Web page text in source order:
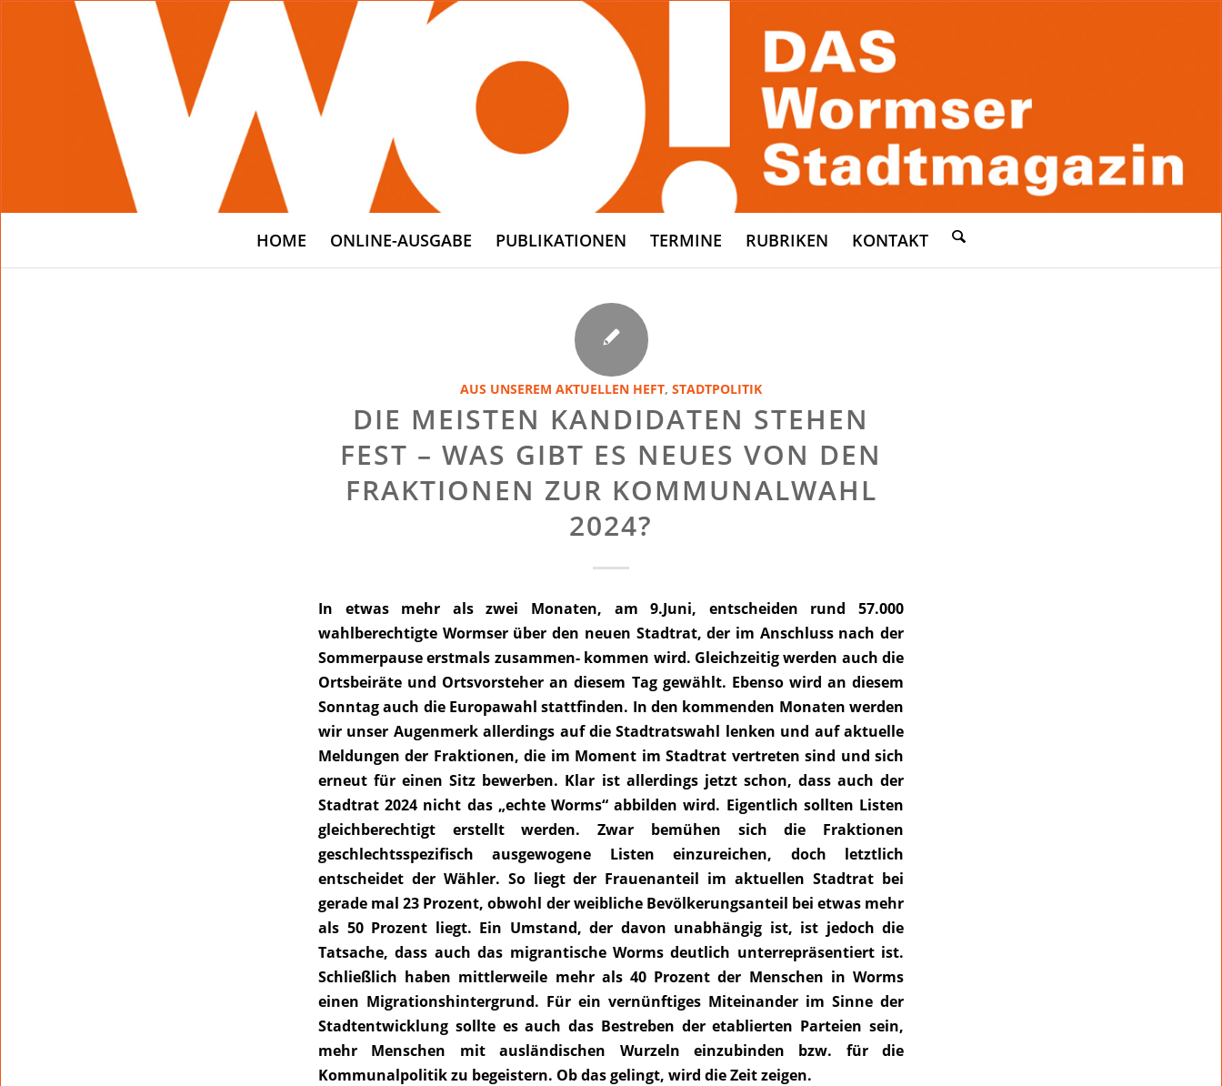
HOME ONLINE-AUSGABE PUBLIKATIONEN TERMINE RUBRIKEN KONTAKT
AUS UNSEREM AKTUELLEN HEFT, STADTPOLITIK
DIE MEISTEN KANDIDATEN STEHEN
FEST – WAS GIBT ES NEUES VON DEN
FRAKTIONEN ZUR KOMMUNALWAHL
2024?
In etwas mehr als zwei Monaten, am 9.Juni, entscheiden rund 57.000
wahlberechtigte Wormser über den neuen Stadtrat, der im Anschluss nach der
Sommerpause erstmals zusammen- kommen wird. Gleichzeitig werden auch die
Ortsbeiräte und Ortsvorsteher an diesem Tag gewählt. Ebenso wird an diesem
Sonntag auch die Europawahl stattfinden. In den kommenden Monaten werden
wir unser Augenmerk allerdings auf die Stadtratswahl lenken und auf aktuelle
Meldungen der Fraktionen, die im Moment im Stadtrat vertreten sind und sich
erneut für einen Sitz bewerben. Klar ist allerdings jetzt schon, dass auch der
Stadtrat 2024 nicht das „echte Worms“ abbilden wird. Eigentlich sollten Listen
gleichberechtigt erstellt werden. Zwar bemühen sich die Fraktionen
geschlechtsspezifisch ausgewogene Listen einzureichen, doch letztlich
entscheidet der Wähler. So liegt der Frauenanteil im aktuellen Stadtrat bei
gerade mal 23 Prozent, obwohl der weibliche Bevölkerungsanteil bei etwas mehr
als 50 Prozent liegt. Ein Umstand, der davon unabhängig ist, ist jedoch die
Tatsache, dass auch das migrantische Worms deutlich unterrepräsentiert ist.
Schließlich haben mittlerweile mehr als 40 Prozent der Menschen in Worms
einen Migrationshintergrund. Für ein vernünftiges Miteinander im Sinne der
Stadtentwicklung sollte es auch das Bestreben der etablierten Parteien sein,
mehr Menschen mit ausländischen Wurzeln einzubinden bzw. für die
Kommunalpolitik zu begeistern. Ob das gelingt, wird die Zeit zeigen.